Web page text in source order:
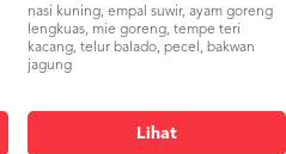
nasi kuning, empal suwir, ayam goreng
lengkuas, mie goreng, tempe teri
kacang, telur balado, pecel, bakwan
jagung
Lihat